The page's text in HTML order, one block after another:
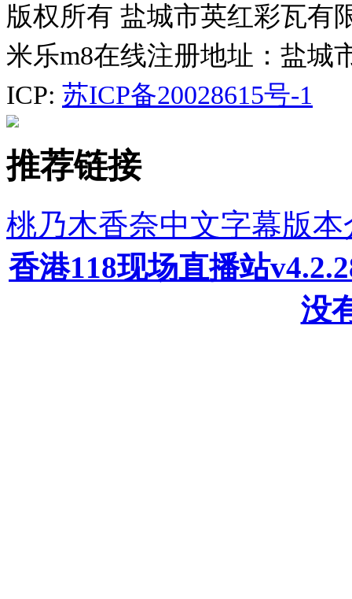
版权所有 盐城市英红彩瓦有
米乐m8在线注册地址：盐城
ICP: 苏ICP备20028615号-1
推荐链接
桃乃木香奈中文字幕版
香港118现场直播站
没